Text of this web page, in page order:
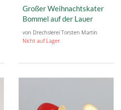
Großer Weihnachtskater
Bommel auf der Lauer
von Drechslerei Torsten Martin
Nicht auf Lager